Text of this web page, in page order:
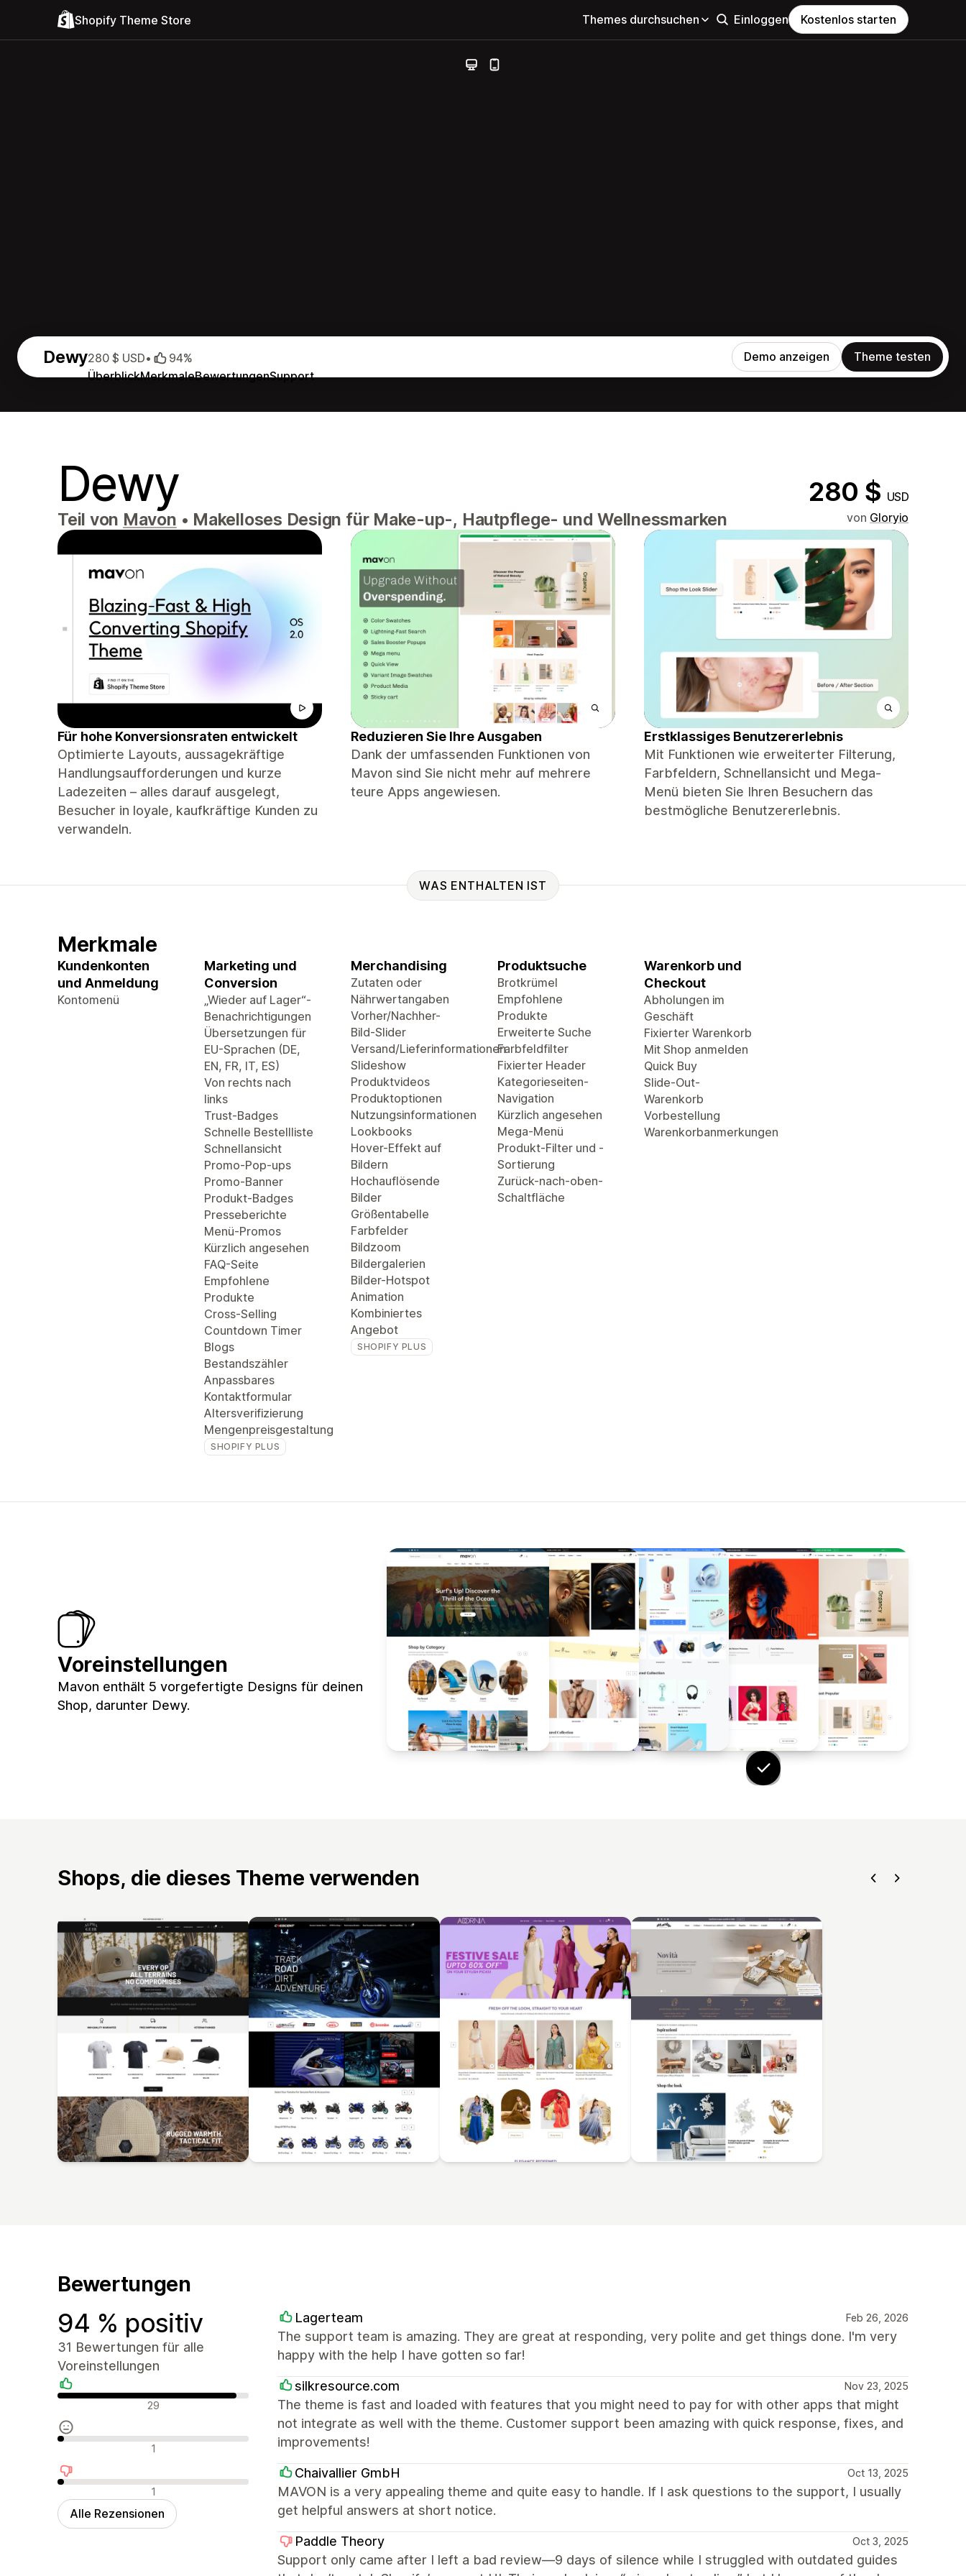
Shopify Theme Store Themes durchsuchen Einloggen Kostenlos starten
Dewy
ÜberblickMerkmaleBewertungenSupport
280 $ USD• 94% Demo anzeigen Theme testen
Dewy 280 $ USD
Teil von Mavon • Makelloses Design für Make-up-, Hautpflege- und Wellnessmarken von Gloryio
Für hohe Konversionsraten entwickelt
Optimierte Layouts, aussagekräftige
Handlungsaufforderungen und kurze
Ladezeiten – alles darauf ausgelegt,
Besucher in loyale, kaufkräftige Kunden zu
verwandeln.
Reduzieren Sie Ihre Ausgaben
Dank der umfassenden Funktionen von
Mavon sind Sie nicht mehr auf mehrere
teure Apps angewiesen.
Erstklassiges Benutzererlebnis
Mit Funktionen wie erweiterter Filterung,
Farbfeldern, Schnellansicht und Mega-
Menü bieten Sie Ihren Besuchern das
bestmögliche Benutzererlebnis.
WAS ENTHALTEN IST
Merkmale
Kundenkonten
und Anmeldung
Kontomenü
Marketing und
Conversion
„Wieder auf Lager“-
Benachrichtigungen
Übersetzungen für
EU-Sprachen (DE,
EN, FR, IT, ES)
Von rechts nach
links
Trust-Badges
Schnelle Bestellliste
Schnellansicht
Promo-Pop-ups
Promo-Banner
Produkt-Badges
Presseberichte
Menü-Promos
Kürzlich angesehen
FAQ-Seite
Empfohlene
Produkte
Cross-Selling
Countdown Timer
Blogs
Bestandszähler
Anpassbares
Kontaktformular
Altersverifizierung
Mengenpreisgestaltung
SHOPIFY PLUS
Merchandising
Zutaten oder
Nährwertangaben
Vorher/Nachher-
Bild-Slider
Versand/Lieferinformationen
Slideshow
Produktvideos
Produktoptionen
Nutzungsinformationen
Lookbooks
Hover-Effekt auf
Bildern
Hochauflösende
Bilder
Größentabelle
Farbfelder
Bildzoom
Bildergalerien
Bilder-Hotspot
Animation
Kombiniertes
Angebot
SHOPIFY PLUS
Produktsuche
Brotkrümel
Empfohlene
Produkte
Erweiterte Suche
Farbfeldfilter
Fixierter Header
Kategorieseiten-
Navigation
Kürzlich angesehen
Mega-Menü
Produkt-Filter und -
Sortierung
Zurück-nach-oben-
Schaltfläche
Warenkorb und
Checkout
Abholungen im
Geschäft
Fixierter Warenkorb
Mit Shop anmelden
Quick Buy
Slide-Out-
Warenkorb
Vorbestellung
Warenkorbanmerkungen
Voreinstellungen
Mavon enthält 5 vorgefertigte Designs für deinen
Shop, darunter Dewy.
Shops, die dieses Theme verwenden
Bewertungen
94 % positiv
31 Bewertungen für alle
Voreinstellungen
Positive Bewertungen
29
Neutrale Bewertungen
1
Negative Bewertungen
1
Alle Rezensionen
Lagerteam Feb 26, 2026
The support team is amazing. They are great at responding, very polite and get things done. I'm very
happy with the help I have gotten so far!
silkresource.com Nov 23, 2025
The theme is fast and loaded with features that you might need to pay for with other apps that might
not integrate as well with the theme. Customer support been amazing with quick response, fixes, and
improvements!
Chaivallier GmbH Oct 13, 2025
MAVON is a very appealing theme and quite easy to handle. If I ask questions to the support, I usually
get helpful answers at short notice.
Paddle Theory Oct 3, 2025
Support only came after I left a bad review—9 days of silence while I struggled with outdated guides